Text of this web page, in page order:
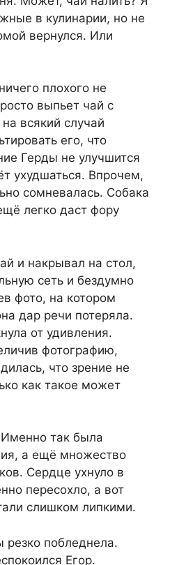
в кулинарии, но не
вернулся. Или
плохого не
выпьет чай с
всякий случай
его, что
Герды не улучшится
ухудшаться. Впрочем,
сомневалась. Собака
легко даст фору
и накрывал на стол,
сеть и бездумно
фото, на котором
дар речи потеряла.
от удивления.
фотографию,
что зрение не
как такое может
так была
а ещё множество
Сердце ухнуло в
пересохло, а вот
слишком липкими.
побледнела.
Егор.